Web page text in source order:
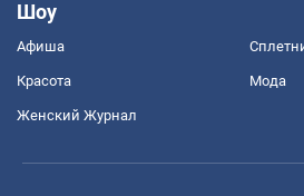
Шоу
Афиша
Красота Мода
Женский Журнал